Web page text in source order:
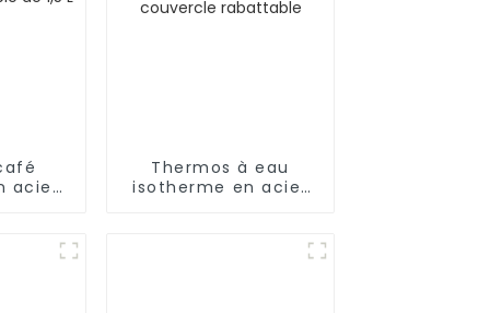
acier
Thermos à eau
isotherme en acier